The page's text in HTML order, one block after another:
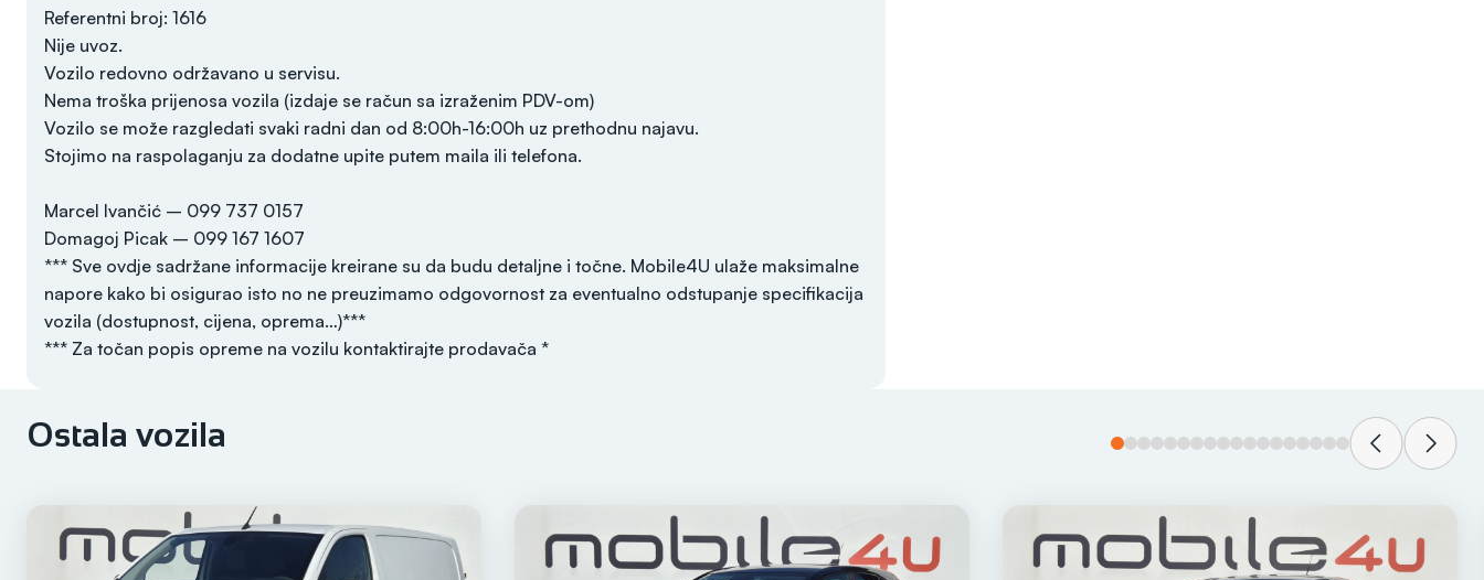
Referentni broj: 1616
Nije uvoz.
Vozilo redovno održavano u servisu.
Nema troška prijenosa vozila (izdaje se račun sa izraženim PDV-om)
Vozilo se može razgledati svaki radni dan od 8:00h-16:00h uz prethodnu najavu.
Stojimo na raspolaganju za dodatne upite putem maila ili telefona.
Marcel Ivančić – 099 737 0157
Domagoj Picak – 099 167 1607
*** Sve ovdje sadržane informacije kreirane su da budu detaljne i točne. Mobile4U ulaže maksimalne
napore kako bi osigurao isto no ne preuzimamo odgovornost za eventualno odstupanje specifikacija
vozila (dostupnost, cijena, oprema…)***
*** Za točan popis opreme na vozilu kontaktirajte prodavača *
Godina
Registriran do /
Ostala vozila